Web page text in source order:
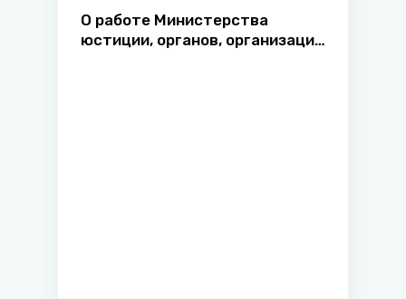
О работе Министерства
юстиции, органов, организаций